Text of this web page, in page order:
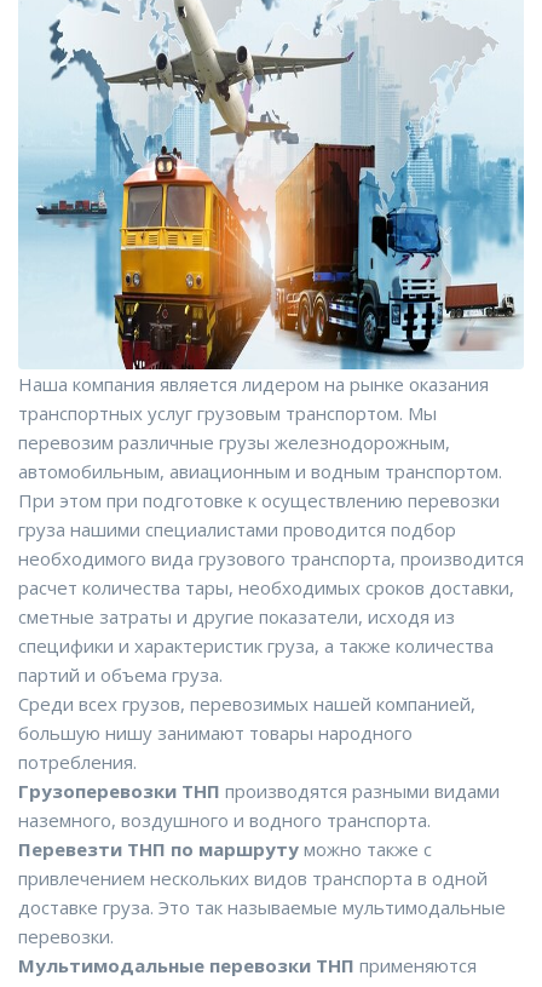
Наша компания является лидером на рынке оказания
транспортных услуг грузовым транспортом. Мы
перевозим различные грузы железнодорожным,
автомобильным, авиационным и водным транспортом.
При этом при подготовке к осуществлению перевозки
груза нашими специалистами проводится подбор
необходимого вида грузового транспорта, производится
расчет количества тары, необходимых сроков доставки,
сметные затраты и другие показатели, исходя из
специфики и характеристик груза, а также количества
партий и объема груза.
Среди всех грузов, перевозимых нашей компанией,
большую нишу занимают товары народного
потребления.
Грузоперевозки ТНП производятся разными видами
наземного, воздушного и водного транспорта.
Перевезти ТНП по маршруту можно также с
привлечением нескольких видов транспорта в одной
доставке груза. Это так называемые мультимодальные
перевозки.
Мультимодальные перевозки ТНП применяются